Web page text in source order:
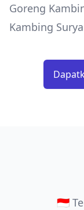
Goreng
Kambing
🇮🇩